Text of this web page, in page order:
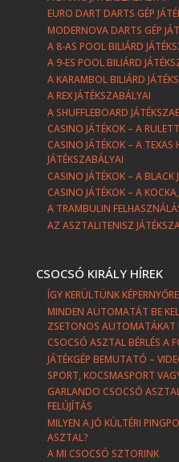
EURO DART DARTS GÉP
MODERNOVA DARTS GÉP
A 8-AS POOL BILIÁRD
A 9-ES POOL BILIÁRD
A KARAMBOL BILIÁRD
A REX JÁTÉKSZABÁLYAI
A SHUFFLEBOARD
CASINO JÁTÉKOK – A
CASINO JÁTÉKOK – A TEXAS
JÁTÉKSZABÁLYAI
CASINO JÁTÉKOK – A BLACK
CASINO JÁTÉKOK – A
A TRAMBULIN
AZ ASZTALITENISZ
CSOCSÓ KIRÁLY HÍREK
ÍGY KERÜLTÜNK
MINDEN AUTOMATÁT BE
ZSETONOS AUTOMATÁKAT
CSOCSÓ ASZTAL BÉRLÉS A
JÁTÉKGÉP BEMUTATÓ –
SPORT, KOCSMASPORT
GARLANDO CSOCSÓ
FELÚJÍTÁS
MILYEN A JÓ KÜLTÉRI
ASZTAL?
A MI CSOCSÓ SZTORINK